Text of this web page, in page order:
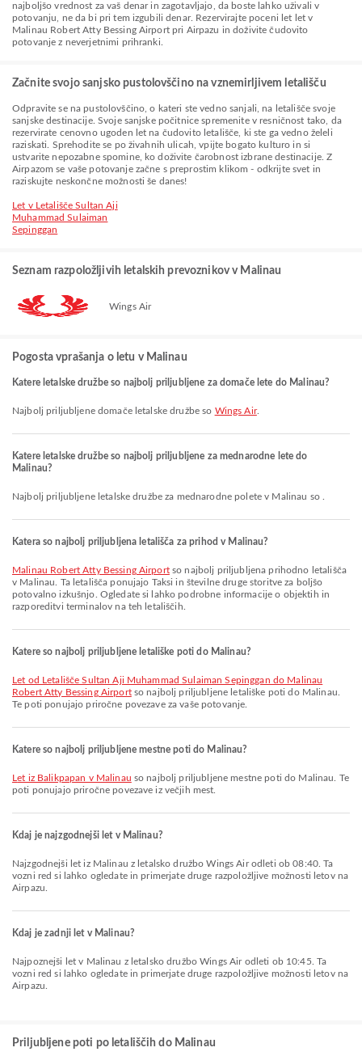
najboljšo vrednost za vaš denar in zagotavljajo, da boste lahko uživali v
potovanju, ne da bi pri tem izgubili denar. Rezervirajte poceni let let v
Malinau Robert Atty Bessing Airport pri Airpazu in doživite čudovito
potovanje z neverjetnimi prihranki.
Začnite svojo sanjsko pustolovščino na vznemirljivem letališču
Odpravite se na pustolovščino, o kateri ste vedno sanjali, na letališče svoje
sanjske destinacije. Svoje sanjske počitnice spremenite v resničnost tako, da
rezervirate cenovno ugoden let na čudovito letališče, ki ste ga vedno želeli
raziskati. Sprehodite se po živahnih ulicah, vpijte bogato kulturo in si
ustvarite nepozabne spomine, ko doživite čarobnost izbrane destinacije. Z
Airpazom se vaše potovanje začne s preprostim klikom - odkrijte svet in
raziskujte neskončne možnosti še danes!
Let v Letališče Sultan Aji
Muhammad Sulaiman
Sepinggan
Seznam razpoložljivih letalskih prevoznikov v Malinau
Wings Air
Pogosta vprašanja o letu v Malinau
Katere letalske družbe so najbolj priljubljene za domače lete do Malinau?
Najbolj priljubljene domače letalske družbe so Wings Air.
Katere letalske družbe so najbolj priljubljene za mednarodne lete do
Malinau?
Najbolj priljubljene letalske družbe za mednarodne polete v Malinau so .
Katera so najbolj priljubljena letališča za prihod v Malinau?
Malinau Robert Atty Bessing Airportso najbolj priljubljena prihodno letališča
v Malinau. Ta letališča ponujajo Taksi in številne druge storitve za boljšo
potovalno izkušnjo. Ogledate si lahko podrobne informacije o objektih in
razporeditvi terminalov na teh letališčih.
Katere so najbolj priljubljene letališke poti do Malinau?
let od Letališče Sultan Aji Muhammad Sulaiman Sepinggan do Malinau
Robert Atty Bessing Airportso najbolj priljubljene letališke poti do Malinau.
Te poti ponujajo priročne povezave za vaše potovanje.
Katere so najbolj priljubljene mestne poti do Malinau?
let iz Balikpapan v Malinau so najbolj priljubljene mestne poti do Malinau. Te
poti ponujajo priročne povezave iz večjih mest.
Kdaj je najzgodnejši let v Malinau?
Najzgodnejši let iz Malinau z letalsko družbo Wings Air odleti ob 08:40. Ta
vozni red si lahko ogledate in primerjate druge razpoložljive možnosti letov na
Airpazu.
Kdaj je zadnji let v Malinau?
Najpoznejši let v Malinau z letalsko družbo Wings Air odleti ob 10:45. Ta
vozni red si lahko ogledate in primerjate druge razpoložljive možnosti letov na
Airpazu.
Priljubljene poti po letališčih do Malinau